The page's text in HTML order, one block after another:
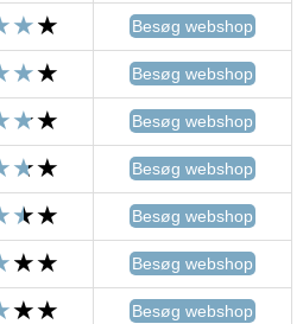
Besøg webshop
Besøg webshop
Besøg webshop
Besøg webshop
Besøg webshop
Besøg webshop
Besøg webshop